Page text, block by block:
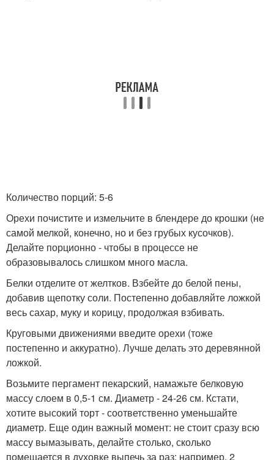
Количество порций: 5-6
Орехи почистите и измельчите в блендере до крошки (не
самой мелкой, конечно, но и без грубых кусочков).
Делайте порционно - чтобы в процессе не
образовывалось слишком много масла.
Белки отделите от желтков. Взбейте до белой пены,
добавив щепотку соли. Постепенно добавляйте ложкой
весь сахар, муку и корицу, продолжая взбивать.
Круговыми движениями введите орехи (тоже
постепенно и аккуратно). Лучше делать это деревянной
ложкой.
Возьмите пергамент пекарский, намажьте белковую
массу слоем в 0,5-1 см. Диаметр - 24-26 см. Кстати,
хотите высокий торт - соответственно уменьшайте
диаметр. Еще один важный момент: не стоит сразу всю
массу вымазывать, делайте столько, сколько
помещается в духовке выпечь за раз: например, 2